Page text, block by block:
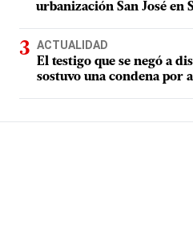
urbanización San José en
ACTUALIDAD
El testigo que se negó a
sostuvo una condena por